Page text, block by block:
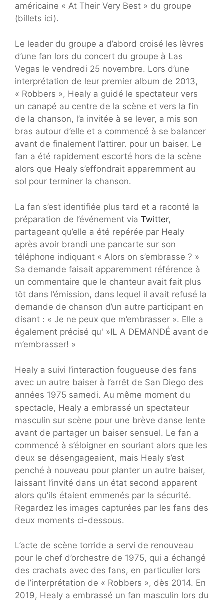
américaine « At Their Very Best » du groupe
(billets ici).
Le leader du groupe a d’abord croisé les lèvres
d’une fan lors du concert du groupe à Las
Vegas le vendredi 25 novembre. Lors d’une
interprétation de leur premier album de 2013,
« Robbers », Healy a guidé le spectateur vers
un canapé au centre de la scène et vers la fin
de la chanson, l’a invitée à se lever, a mis son
bras autour d’elle et a commencé à se balancer
avant de finalement l’attirer. pour un baiser. Le
fan a été rapidement escorté hors de la scène
alors que Healy s’effondrait apparemment au
sol pour terminer la chanson.
La fan s’est identifiée plus tard et a raconté la
préparation de l’événement via Twitter,
partageant qu’elle a été repérée par Healy
après avoir brandi une pancarte sur son
téléphone indiquant « Alors on s’embrasse ? »
Sa demande faisait apparemment référence à
un commentaire que le chanteur avait fait plus
tôt dans l’émission, dans lequel il avait refusé la
demande de chanson d’un autre participant en
disant : « Je ne peux que m’embrasser ». Elle a
également précisé qu' »IL A DEMANDÉ avant de
m’embrasser! »
Healy a suivi l’interaction fougueuse des fans
avec un autre baiser à l’arrêt de San Diego des
années 1975 samedi. Au même moment du
spectacle, Healy a embrassé un spectateur
masculin sur scène pour une brève danse lente
avant de partager un baiser sensuel. Le fan a
commencé à s’éloigner en souriant alors que les
deux se désengageaient, mais Healy s’est
penché à nouveau pour planter un autre baiser,
laissant l’invité dans un état second apparent
alors qu’ils étaient emmenés par la sécurité.
Regardez les images capturées par les fans des
deux moments ci-dessous.
L’acte de scène torride a servi de renouveau
pour le chef d’orchestre de 1975, qui a échangé
des crachats avec des fans, en particulier lors
de l’interprétation de « Robbers », dès 2014. En
2019, Healy a embrassé un fan masculin lors du